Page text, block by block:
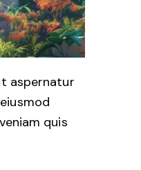
aspernatur
quis